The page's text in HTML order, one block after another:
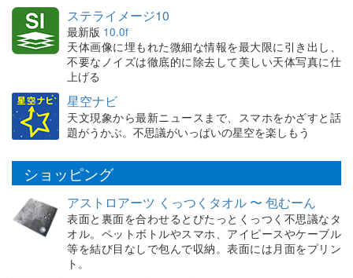
ステライメージ10
最新版 10.0f
天体画像に埋もれた微細な情報を最大限に引き出し、
不要なノイズは徹底的に除去して美しい天体写真に仕
上げる
星空ナビ
天文現象から最新ニュースまで、スマホをかざすと話
題がうかぶ。不思議がいっぱいの星空を楽しもう
ショッピング
アストロアーツ くっつくタオル 〜 包むーん
表面と裏面を合わせるとぴたっとくっつく不思議なタ
オル。ペットボトルやスマホ、アイピースやケーブル
等を結び目なしで包んで収納。表面には月面をプリン
ト。